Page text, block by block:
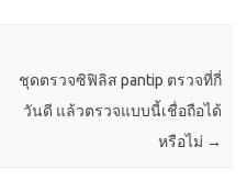
ชุดตรวจซิฟิลิส pantip ตรวจที่กี่
วันดี แล้วตรวจแบบนี้เชื่อถือได้
หรือไม่ →